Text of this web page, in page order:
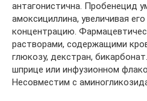
антагонистична. Пробенецид
амоксициллина, увеличивая
концентрацию.
растворами, содержащими
глюкозу, декстран,
шприце или инфузионном
Несовместим с